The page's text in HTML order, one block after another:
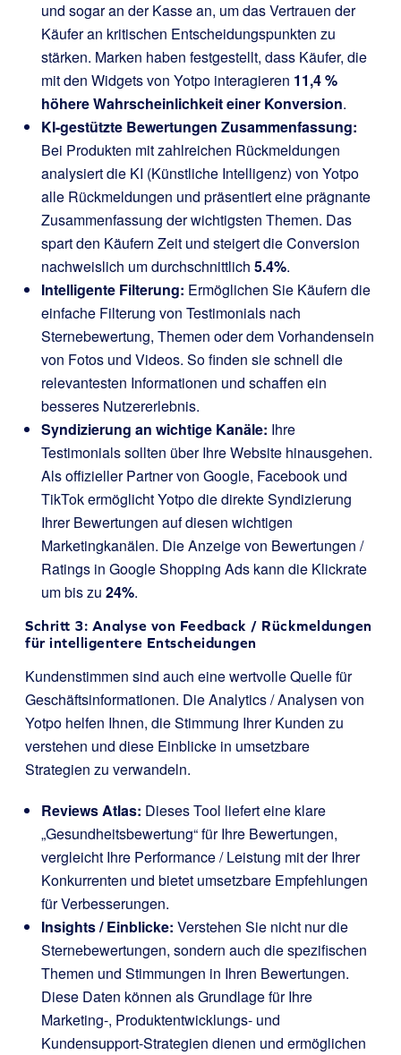
und sogar an der Kasse an, um das Vertrauen der
Käufer an kritischen Entscheidungspunkten zu
stärken. Marken haben festgestellt, dass Käufer, die
mit den Widgets von Yotpo interagieren 11,4 %
höhere Wahrscheinlichkeit einer Konversion.
KI-gestützte Bewertungen Zusammenfassung:
Bei Produkten mit zahlreichen Rückmeldungen
analysiert die KI (Künstliche Intelligenz) von Yotpo
alle Rückmeldungen und präsentiert eine prägnante
Zusammenfassung der wichtigsten Themen. Das
spart den Käufern Zeit und steigert die Conversion
nachweislich um durchschnittlich 5.4%.
Intelligente Filterung: Ermöglichen Sie Käufern die
einfache Filterung von Testimonials nach
Sternebewertung, Themen oder dem Vorhandensein
von Fotos und Videos. So finden sie schnell die
relevantesten Informationen und schaffen ein
besseres Nutzererlebnis.
Syndizierung an wichtige Kanäle: Ihre
Testimonials sollten über Ihre Website hinausgehen.
Als offizieller Partner von Google, Facebook und
TikTok ermöglicht Yotpo die direkte Syndizierung
Ihrer Bewertungen auf diesen wichtigen
Marketingkanälen. Die Anzeige von Bewertungen /
Ratings in Google Shopping Ads kann die Klickrate
um bis zu 24%.
Schritt 3: Analyse von Feedback / Rückmeldungen
für intelligentere Entscheidungen
Kundenstimmen sind auch eine wertvolle Quelle für
Geschäftsinformationen. Die Analytics / Analysen von
Yotpo helfen Ihnen, die Stimmung Ihrer Kunden zu
verstehen und diese Einblicke in umsetzbare
Strategien zu verwandeln.
Reviews Atlas: Dieses Tool liefert eine klare
„Gesundheitsbewertung“ für Ihre Bewertungen,
vergleicht Ihre Performance / Leistung mit der Ihrer
Konkurrenten und bietet umsetzbare Empfehlungen
für Verbesserungen.
Insights / Einblicke: Verstehen Sie nicht nur die
Sternebewertungen, sondern auch die spezifischen
Themen und Stimmungen in Ihren Bewertungen.
Diese Daten können als Grundlage für Ihre
Marketing-, Produktentwicklungs- und
Kundensupport-Strategien dienen und ermöglichen